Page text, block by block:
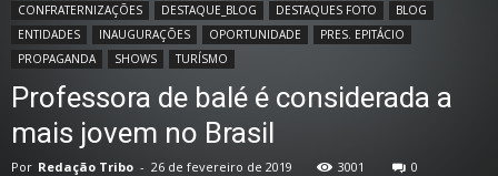
CONFRATERNIZAÇÕES DESTAQUE_BLOG DESTAQUES FOTO
BLOG
ENTIDADES
INAUGURAÇÕES OPORTUNIDADE
PRES. EPITÁCIO
PROPAGANDA
SHOWS TURÍSMO
Professora de balé é considerada a
mais jovem no Brasil
Por Redação Tribo - 26 de fevereiro de 2019 3001 0